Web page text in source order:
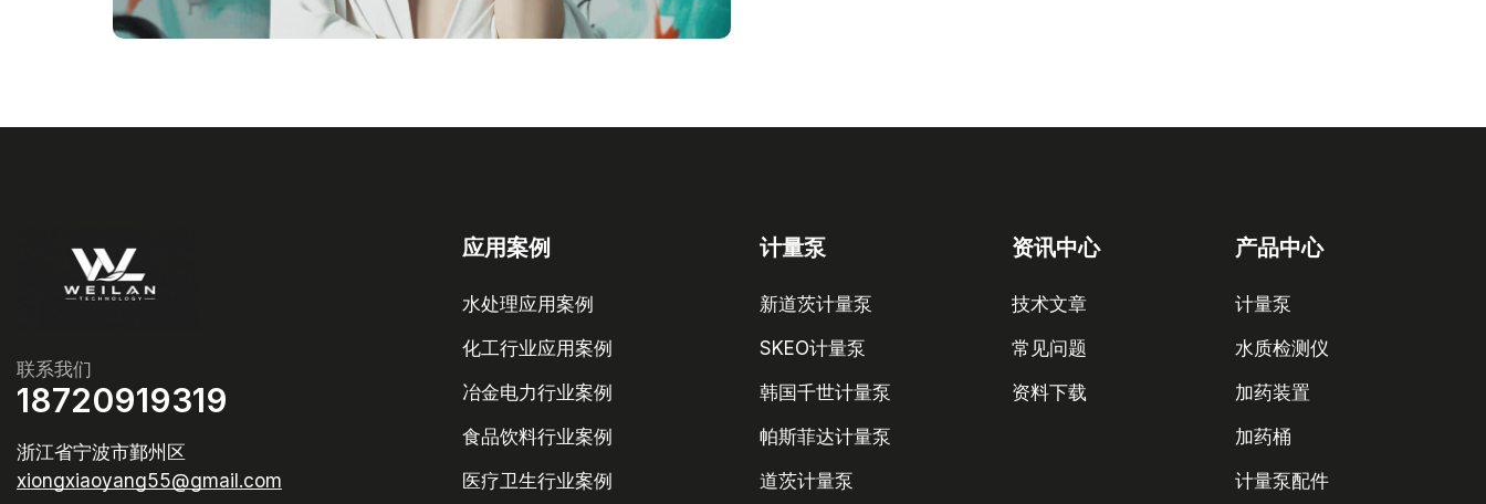
联系我们
18720919319
浙江省宁波市鄞州区
xiongxiaoyang55@gmail.com
应用案例
水处理应用案例
化工行业应用案例
冶金电力行业案例
食品饮料行业案例
医疗卫生行业案例
计量泵
新道茨计量泵
SKEO计量泵
韩国千世计量泵
帕斯菲达计量泵
道茨计量泵
资讯中心
技术文章
常见问题
资料下载
产品中心
计量泵
水质检测仪
加药装置
加药桶
计量泵配件